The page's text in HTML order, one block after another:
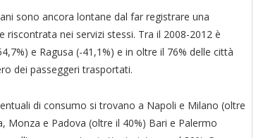
sono ancora lontane dal far registrare una
nei servizi stessi. Tra il 2008-2012 è
e Ragusa (-41,1%) e in oltre il 76% delle città
dei passeggeri trasportati.
di consumo si trovano a Napoli e Milano (oltre
Monza e Padova (oltre il 40%) Bari e Palermo